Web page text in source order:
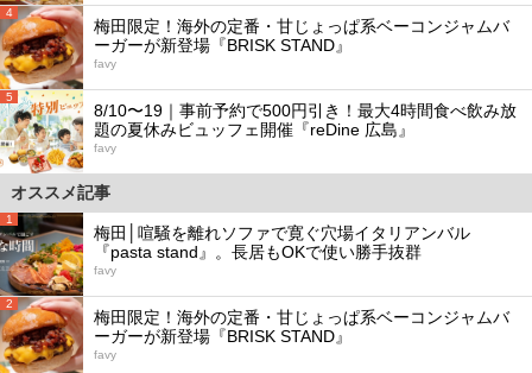
4
梅田限定！海外の定番・甘じょっぱ系ベーコンジャムバ
ーガーが新登場『BRISK STAND』
favy
5
8/10〜19｜事前予約で500円引き！最大4時間食べ飲み放
題の夏休みビュッフェ開催『reDine 広島』
favy
オススメ記事
1
梅田│喧騒を離れソファで寛ぐ穴場イタリアンバル
『pasta stand』。長居もOKで使い勝手抜群
favy
2
梅田限定！海外の定番・甘じょっぱ系ベーコンジャムバ
ーガーが新登場『BRISK STAND』
favy